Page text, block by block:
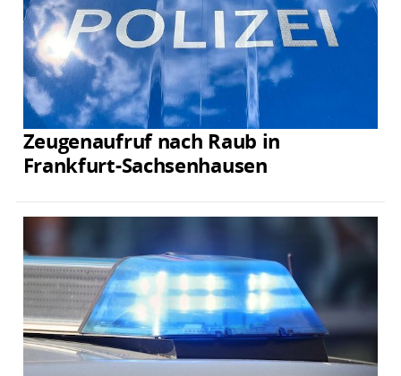
Zeugenaufruf nach Raub in
Frankfurt-Sachsenhausen